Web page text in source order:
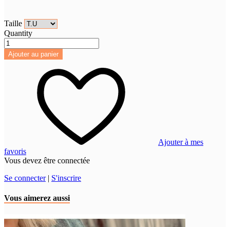
Taille
Quantity
Ajouter au panier
Ajouter à mes
favoris
Vous devez être connectée
Se connecter| S'inscrire
Vous aimerez aussi